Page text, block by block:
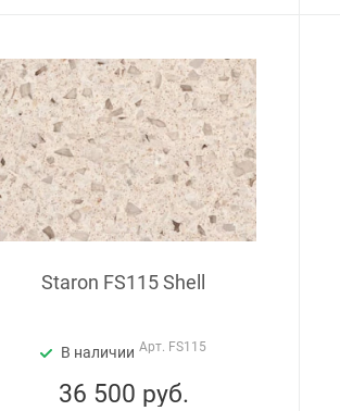
Staron FS115 Shell
В наличии Арт. FS115
36 500 руб.